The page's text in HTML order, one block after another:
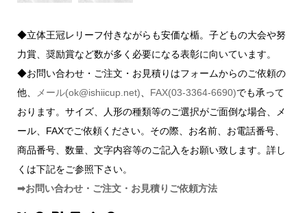
◆立体王冠レリーフ付きながらも安価な楯。子どもの大会や努
力賞、奨励賞など数が多く必要になる表彰に向いています。
◆お問い合わせ・ご注文・お見積りはフォームからのご依頼の
他、
メール(ok@ishiicup.net) FAX(03-3364-6690)でも承って
おります。サイズ、人形の種類等のご選択がご面倒な場合、メ
ール、FAXでご依頼ください。その際、お名前、お電話番号、
商品番号、数量、文字内容等のご記入をお願い致します。詳し
くは下記をご参照下さい。
➡お問い合わせ・ご注文・お見積りご依頼方法